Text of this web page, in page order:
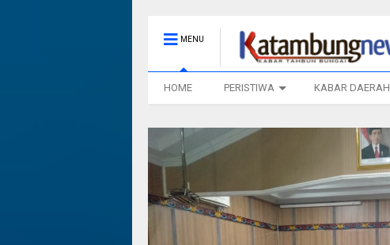
MENU
HOME PERISTIWA KABAR DAERAH